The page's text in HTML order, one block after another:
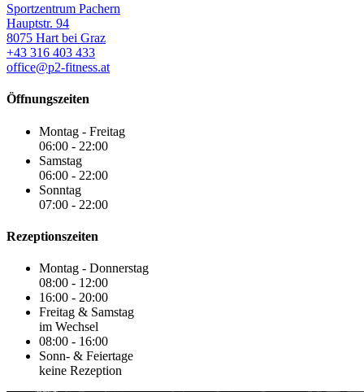
Sportzentrum Pachern
Hauptstr. 94
8075 Hart bei Graz
+43 316 403 433
office@p2-fitness.at
Öffnungszeiten
Montag - Freitag
06:00 - 22:00
Samstag
06:00 - 22:00
Sonntag
07:00 - 22:00
Rezeptionszeiten
Montag - Donnerstag
08:00 - 12:00
16:00 - 20:00
Freitag & Samstag
im Wechsel
08:00 - 16:00
Sonn- & Feiertage
keine Rezeption